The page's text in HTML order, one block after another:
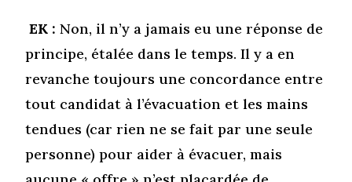
EK : Non, il n’y a jamais eu une réponse de
principe, étalée dans le temps. Il y a en
revanche toujours une concordance entre
tout candidat à l’évacuation et les mains
tendues (car rien ne se fait par une seule
personne) pour aider à évacuer, mais